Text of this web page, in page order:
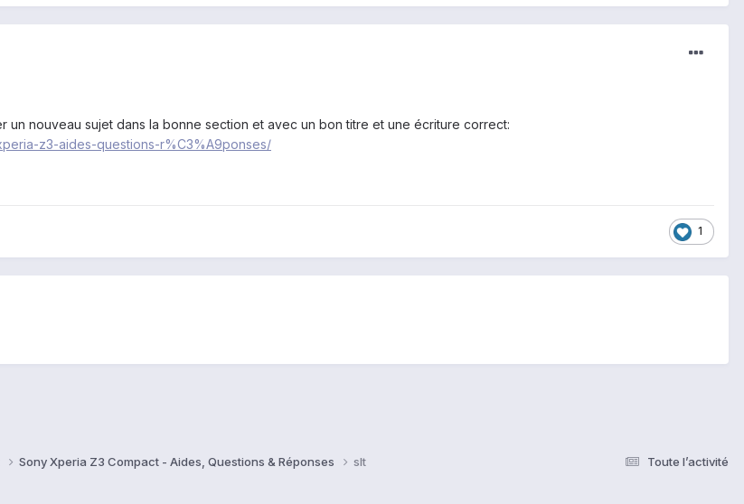
un nouveau sujet dans la bonne section et avec un bon titre et une écriture correct:
z3-aides-questions-r%C3%A9ponses/
1
Toute l’activité
Sony Xperia Z3 Compact - Aides, Questions & Réponses slt